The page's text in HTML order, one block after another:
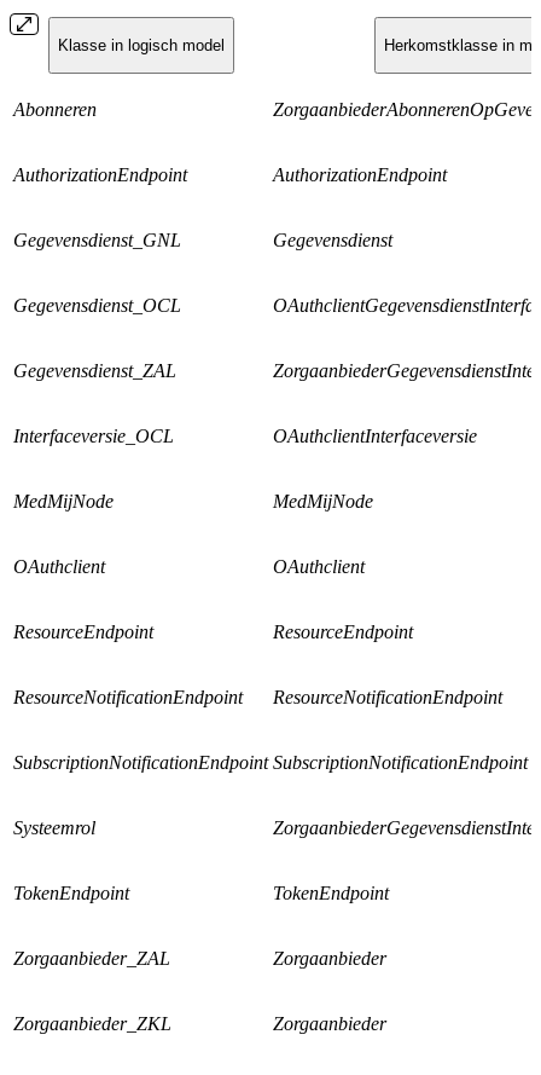
Klasse in logisch model Herkomstklasse in
Abonneren
AuthorizationEndpoint AuthorizationEndpoint
Gegevensdienst_GNL Gegevensdienst
Gegevensdienst_OCL
Gegevensdienst_ZAL
Interfaceversie_OCL OAuthclientInterfaceversie
MedMijNode MedMijNode
OAuthclient OAuthclient
ResourceEndpoint ResourceEndpoint
ResourceNotificationEndpoint ResourceNotificationEndpoint
SubscriptionNotificationEndpoint SubscriptionNotificationEndpoint
Systeemrol
TokenEndpoint TokenEndpoint
Zorgaanbieder_ZAL Zorgaanbieder
Zorgaanbieder_ZKL Zorgaanbieder